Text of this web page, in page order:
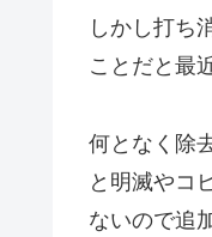
しかし打ち
ことだと最
何となく除
と明滅やコ
ないので追